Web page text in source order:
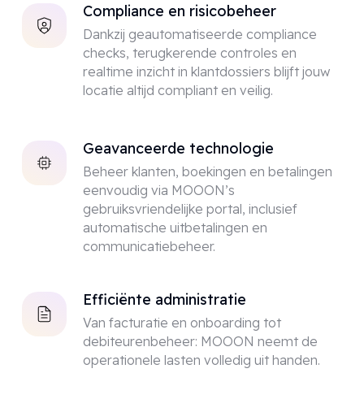
Compliance en risicobeheer
Dankzij geautomatiseerde compliance
checks, terugkerende controles en
realtime inzicht in klantdossiers blijft jouw
locatie altijd compliant en veilig.
Geavanceerde technologie
Beheer klanten, boekingen en betalingen
eenvoudig via MOOON’s
gebruiksvriendelijke portal, inclusief
automatische uitbetalingen en
communicatiebeheer.
Efficiënte administratie
Van facturatie en onboarding tot
debiteurenbeheer: MOOON neemt de
operationele lasten volledig uit handen.